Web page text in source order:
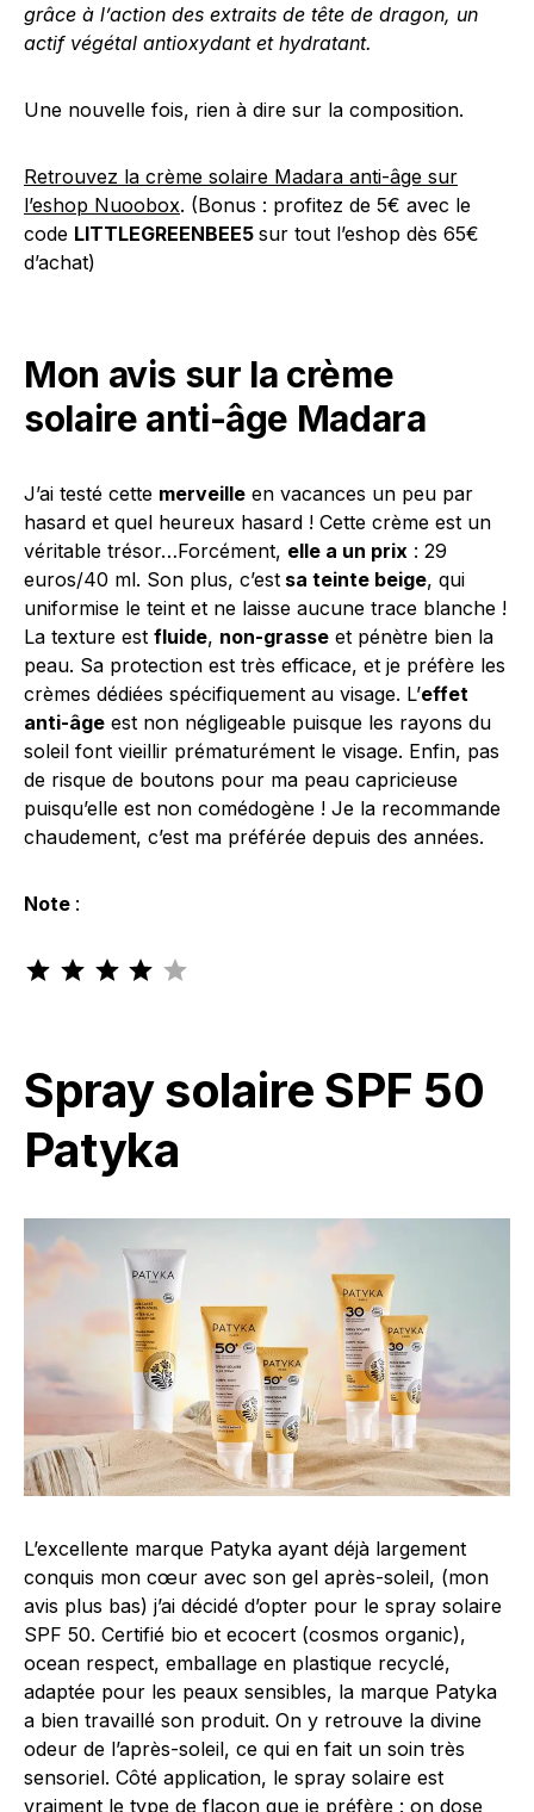
grâce à l’action des extraits de tête de dragon, un
actif végétal antioxydant et hydratant.
Une nouvelle fois, rien à dire sur la composition.
Retrouvez la crème solaire Madara anti-âge sur
l’eshop Nuoobox. (Bonus : profitez de 5€ avec le
code LITTLEGREENBEE5 sur tout l’eshop dès 65€
d’achat)
Mon avis sur la crème
solaire anti-âge Madara
J’ai testé cette merveille en vacances un peu par
hasard et quel heureux hasard ! Cette crème est un
véritable trésor…Forcément, elle a un prix : 29
euros/40 ml. Son plus, c’est sa teinte beige, qui
uniformise le teint et ne laisse aucune trace blanche !
La texture est fluide, non-grasse et pénètre bien la
peau. Sa protection est très efficace, et je préfère les
crèmes dédiées spécifiquement au visage. L’effet
anti-âge est non négligeable puisque les rayons du
soleil font vieillir prématurément le visage. Enfin, pas
de risque de boutons pour ma peau capricieuse
puisqu’elle est non comédogène ! Je la recommande
chaudement, c’est ma préférée depuis des années.
Note :
Spray solaire SPF 50
Patyka
L’excellente marque Patyka ayant déjà largement
conquis mon cœur avec son gel après-soleil, (mon
avis plus bas) j’ai décidé d’opter pour le spray solaire
SPF 50. Certifié bio et ecocert (cosmos organic),
ocean respect, emballage en plastique recyclé,
adaptée pour les peaux sensibles, la marque Patyka
a bien travaillé son produit. On y retrouve la divine
odeur de l’après-soleil, ce qui en fait un soin très
sensoriel. Côté application, le spray solaire est
vraiment le type de flacon que je préfère : on dose